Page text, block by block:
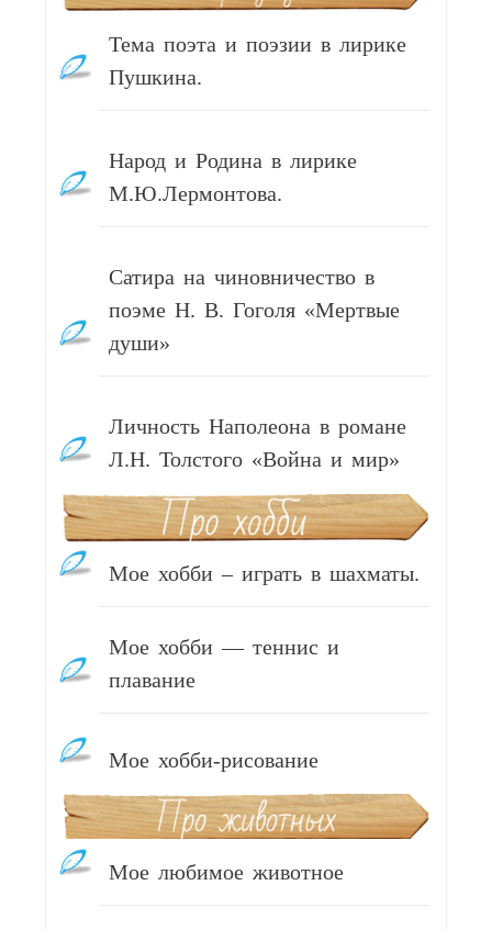
Тема поэта и поэзии в лирике
Пушкина.
Народ и Родина в лирике
М.Ю.Лермонтова.
Сатира на чиновничество в
поэме Н. В. Гоголя «Мертвые
души»
Личность Наполеона в романе
Л.Н. Толстого «Война и мир»
Мое хобби – играть в шахматы.
Мое хобби — теннис и
плавание
Мое хобби-рисование
Мое любимое животное